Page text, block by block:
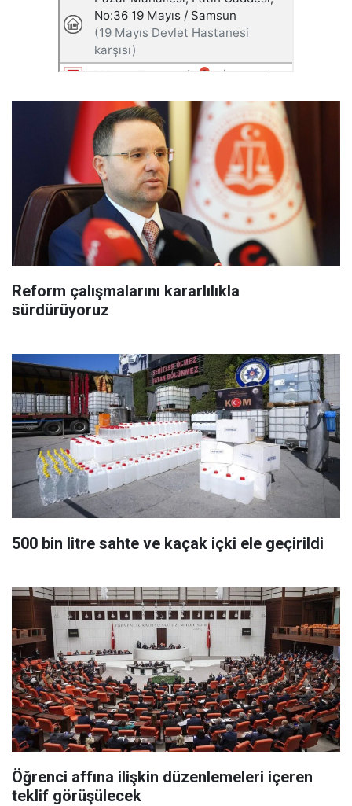
Reform çalışmalarını kararlılıkla
sürdürüyoruz
500 bin litre sahte ve kaçak içki ele geçirildi
Öğrenci affına ilişkin düzenlemeleri içeren
teklif görüşülecek